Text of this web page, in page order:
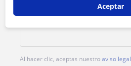
Al hacer clic, aceptas nuestroaviso legal
Aceptar